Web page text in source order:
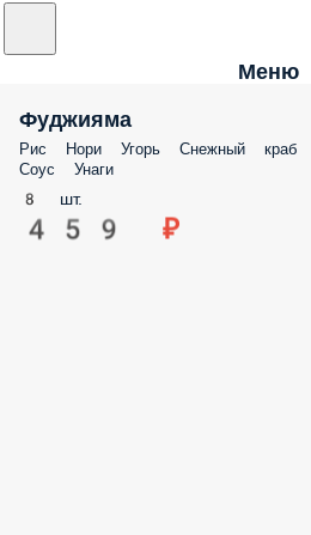
Меню
Фуджияма
Рис Нори Угорь Снежный краб
Соус Унаги
8 шт.
459 ₽